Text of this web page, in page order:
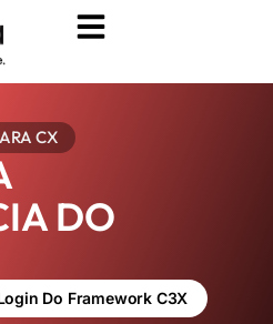
CX
DO
Do Framework C3X